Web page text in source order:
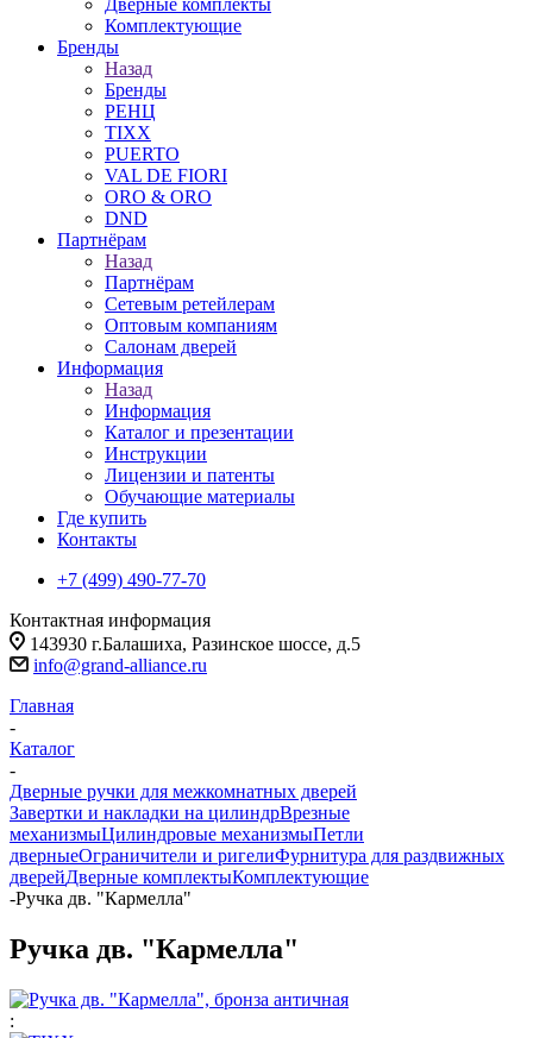
Дверные комплекты
Комплектующие
Бренды
Назад
Бренды
РЕНЦ
TIXX
PUERTO
VAL DE FIORI
ORO & ORO
DND
Партнёрам
Назад
Партнёрам
Сетевым ретейлерам
Оптовым компаниям
Салонам дверей
Информация
Назад
Информация
Каталог и презентации
Инструкции
Лицензии и патенты
Обучающие материалы
Где купить
Контакты
+7 (499) 490-77-70
Контактная информация
143930 г.Балашиха, Разинское шоссе, д.5
info@grand-alliance.ru
Главная
-
Каталог
-
Дверные ручки для межкомнатных дверей
Завертки и накладки на цилиндрВрезные
механизмыЦилиндровые механизмыПетли
дверныеОграничители и ригелиФурнитура для раздвижных
дверейДверные комплектыКомплектующие
-Ручка дв. "Кармелла"
Ручка дв. "Кармелла"
: